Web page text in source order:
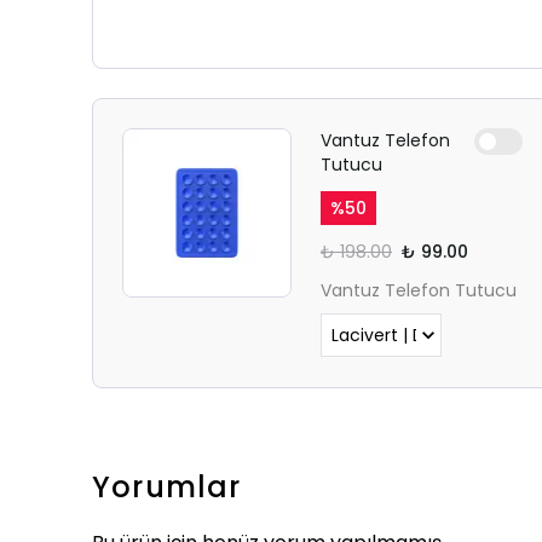
Vantuz Telefon
Tutucu
%50
₺ 198.00 ₺ 99.00
Vantuz Telefon Tutucu
Yorumlar